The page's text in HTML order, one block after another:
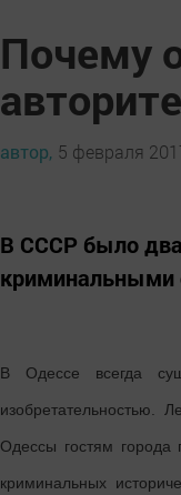
Почему
автор, 5 февраля
В СССР было
криминальными
В Одессе всегда
изобретательностью.
Одессы гостям города
криминальных